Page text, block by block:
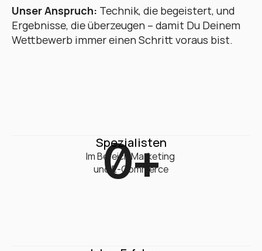
Unser Anspruch: Technik, die begeistert, und
Ergebnisse, die überzeugen – damit Du Deinem
Wettbewerb immer einen Schritt voraus bist.
0+
Spezialisten
Im Bereich Marketing
und E-Commerce